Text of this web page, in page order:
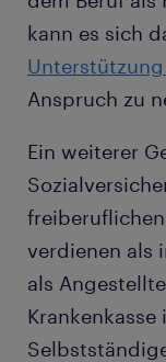
kann es sich
Anspruch zu
Ein weiterer
verdienen als
als
Krankenkasse